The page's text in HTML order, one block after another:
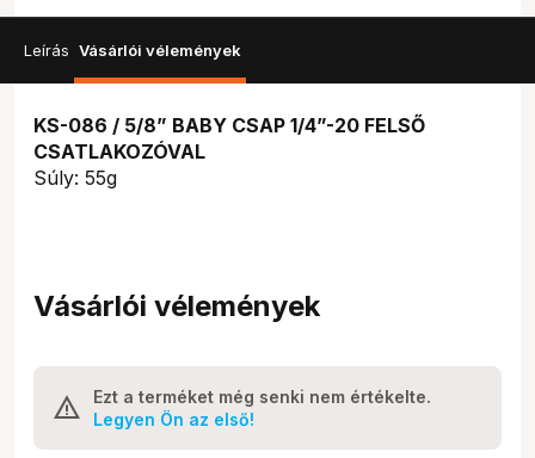
Leírás Vásárlói vélemények
KS-086 / 5/8” BABY CSAP 1/4”-20 FELSŐ
CSATLAKOZÓVAL
Súly: 55g
Vásárlói vélemények
Ezt a terméket még senki nem értékelte.
Legyen Ön az első!